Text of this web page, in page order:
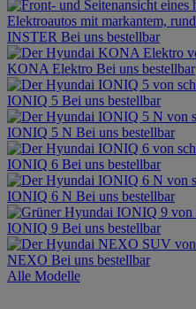
INSTER Bei uns bestellbar
KONA Elektro Bei uns bestellbar
IONIQ 5 Bei uns bestellbar
IONIQ 5 N Bei uns bestellbar
IONIQ 6 Bei uns bestellbar
IONIQ 6 N Bei uns bestellbar
IONIQ 9 Bei uns bestellbar
NEXO Bei uns bestellbar
Alle Modelle